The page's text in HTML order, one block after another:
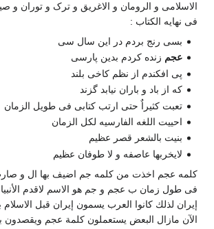
الاسلامی و الرومان و الاغریق و ترک و توران
فی نهایه الکتاب :
بسی رنج بردم در این سال سی
عجم زنده کردم بدین پارسی
پى افكندم از نظم كاخى بلند
كه از باد و باران نيابد گزند
تعبت کثیراٌ حتی ارتب کتابی فی طویل الزمان
احییت اللغه الفارسیه لکل الزمان
بنیت بالشعر قصر عظیم
لایخربها عاصفه و لا طوفان عظیم
کلمه عجم اخذت من کلمه جم اضیف بها ال و
فی طول زمان ب عجم و جم هو الاسم لاقدم
إیران لذلك کانوا العرب یسمون إیران قبل الاسلام
الآن مازال البعض یستعملون کلمة عجم ويقصدون